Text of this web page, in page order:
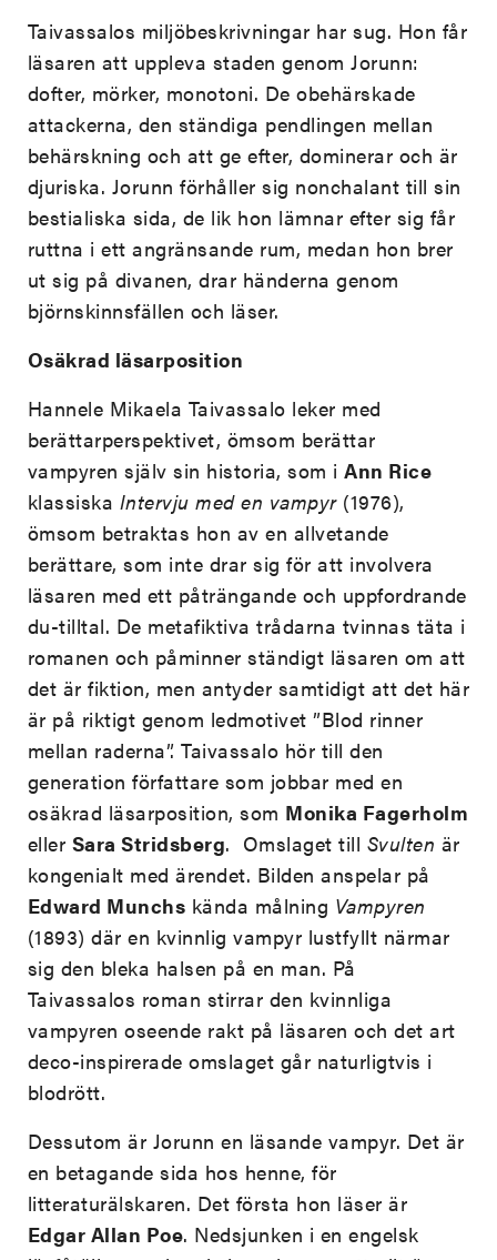
Taivassalos miljöbeskrivningar har sug. Hon får
läsaren att uppleva staden genom Jorunn:
dofter, mörker, monotoni. De obehärskade
attackerna, den ständiga pendlingen mellan
behärskning och att ge efter, dominerar och är
djuriska. Jorunn förhåller sig nonchalant till sin
bestialiska sida, de lik hon lämnar efter sig får
ruttna i ett angränsande rum, medan hon brer
ut sig på divanen, drar händerna genom
björnskinnsfällen och läser.
Osäkrad läsarposition
Hannele Mikaela Taivassalo leker med
berättarperspektivet, ömsom berättar
vampyren själv sin historia, som iAnn Rice
klassiska Intervju med en vampyr(1976),
ömsom betraktas hon av en allvetande
berättare, som inte drar sig för att involvera
läsaren med ett påträngande och uppfordrande
du-tilltal. De metafiktiva trådarna tvinnas täta i
romanen och påminner ständigt läsaren om att
det är fiktion, men antyder samtidigt att det här
är på riktigt genom ledmotivet ”Blod rinner
mellan raderna”. Taivassalo hör till den
generation författare som jobbar med en
osäkrad läsarposition, som Monika Fagerholm
eller Sara Stridsberg. Omslaget till Svulten är
kongenialt med ärendet. Bilden anspelar på
Edward Munchs kända målning Vampyren
(1893) där en kvinnlig vampyr lustfyllt närmar
sig den bleka halsen på en man. På
Taivassalos roman stirrar den kvinnliga
vampyren oseende rakt på läsaren och det art
deco-inspirerade omslaget går naturligtvis i
blodrött.
Dessutom är Jorunn en läsande vampyr. Det är
en betagande sida hos henne, för
litteraturälskaren. Det första hon läser är
Edgar Allan Poe. Nedsjunken i en engelsk